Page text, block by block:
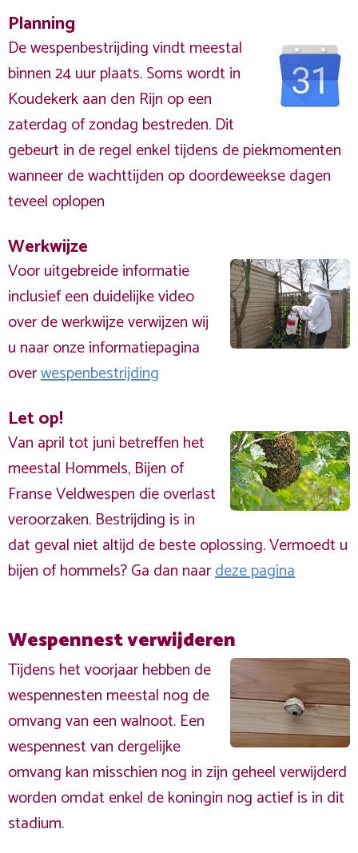
Planning
De wespenbestrijding vindt meestal
binnen 24 uur plaats. Soms wordt in
Koudekerk aan den Rijn op een
zaterdag of zondag bestreden. Dit
gebeurt in de regel enkel tijdens de piekmomenten
wanneer de wachttijden op doordeweekse dagen
teveel oplopen
Werkwijze
Voor uitgebreide informatie
inclusief een duidelijke video
over de werkwijze verwijzen wij
u naar onze informatiepagina
overwespenbestrijding
Let op!
Van april tot juni betreffen het
meestal Hommels, Bijen of
Franse Veldwespen die overlast
veroorzaken. Bestrijding is in
dat geval niet altijd de beste oplossing. Vermoedt u
bijen of hommels? Ga dan naardeze pagina
Wespennest verwijderen
Tijdens het voorjaar hebben de
wespennesten meestal nog de
omvang van een walnoot. Een
wespennest van dergelijke
omvang kan misschien nog in zijn geheel verwijderd
worden omdat enkel de koningin nog actief is in dit
stadium.